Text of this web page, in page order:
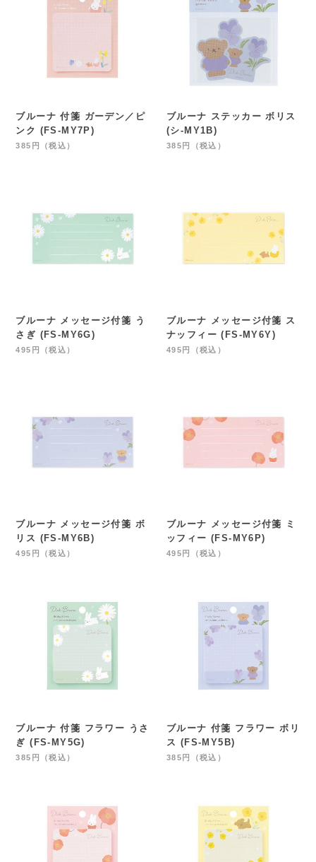
ブルーナ 付箋 ガーデン／ピ
ンク (FS-MY7P)
385円（税込）
ブルーナ ステッカー ボリス
(シ-MY1B)
385円（税込）
ブルーナ メッセージ付箋 う
さぎ (FS-MY6G)
495円（税込）
ブルーナ メッセージ付箋 ス
ナッフィー (FS-MY6Y)
495円（税込）
ブルーナ メッセージ付箋 ボ
リス (FS-MY6B)
495円（税込）
ブルーナ メッセージ付箋 ミ
ッフィー (FS-MY6P)
495円（税込）
ブルーナ 付箋 フラワー うさ
ぎ (FS-MY5G)
385円（税込）
ブルーナ 付箋 フラワー ボリ
ス (FS-MY5B)
385円（税込）